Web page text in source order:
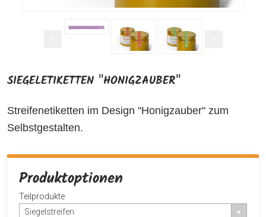
SIEGELETIKETTEN "HONIGZAUBER"
Streifenetiketten im Design "Honigzauber" zum
Selbstgestalten.
Produktoptionen
Teilprodukte
Siegelstreifen